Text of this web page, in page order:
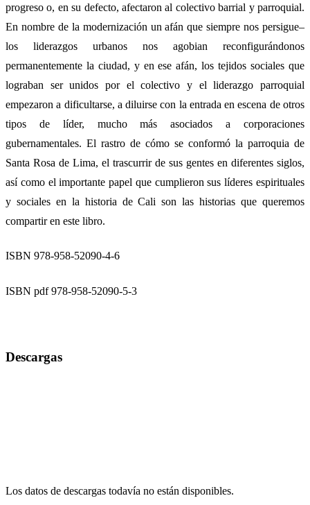
progreso o, en su defecto, afectaron al colectivo barrial y parroquial.
En nombre de la modernización un afán que siempre nos persigue–
los liderazgos urbanos nos agobian reconfigurándonos
permanentemente la ciudad, y en ese afán, los tejidos sociales que
lograban ser unidos por el colectivo y el liderazgo parroquial
empezaron a dificultarse, a diluirse con la entrada en escena de otros
tipos de líder, mucho más asociados a corporaciones
gubernamentales. El rastro de cómo se conformó la parroquia de
Santa Rosa de Lima, el trascurrir de sus gentes en diferentes siglos,
así como el importante papel que cumplieron sus líderes espirituales
y sociales en la historia de Cali son las historias que queremos
compartir en este libro.
ISBN 978-958-52090-4-6
ISBN pdf 978-958-52090-5-3
Descargas
Los datos de descargas todavía no están disponibles.